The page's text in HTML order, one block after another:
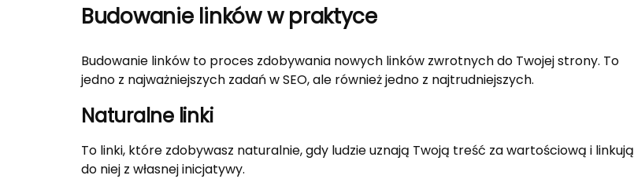
Budowanie linków w praktyce
Budowanie linków to proces zdobywania nowych linków zwrotnych do Twojej strony. To
jedno z najważniejszych zadań w SEO, ale również jedno z najtrudniejszych.
Naturalne linki
To linki, które zdobywasz naturalnie, gdy ludzie uznają Twoją treść za wartościową i linkują
do niej z własnej inicjatywy.